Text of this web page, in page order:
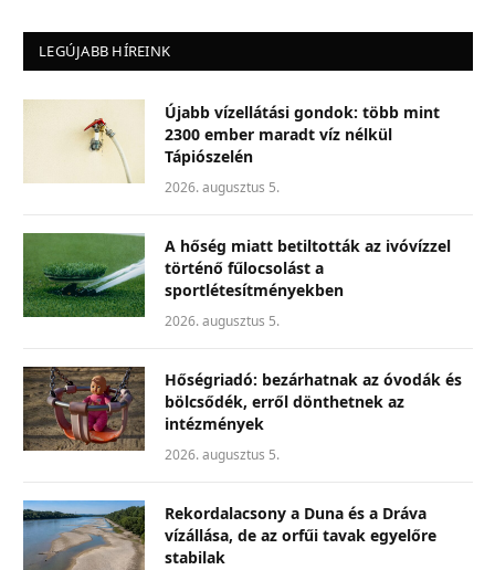
LEGÚJABB HÍREINK
Újabb vízellátási gondok: több mint
2300 ember maradt víz nélkül
Tápiószelén
2026. augusztus 5.
A hőség miatt betiltották az ivóvízzel
történő fűlocsolást a
sportlétesítményekben
2026. augusztus 5.
Hőségriadó: bezárhatnak az óvodák és
bölcsődék, erről dönthetnek az
intézmények
2026. augusztus 5.
Rekordalacsony a Duna és a Dráva
vízállása, de az orfűi tavak egyelőre
stabilak